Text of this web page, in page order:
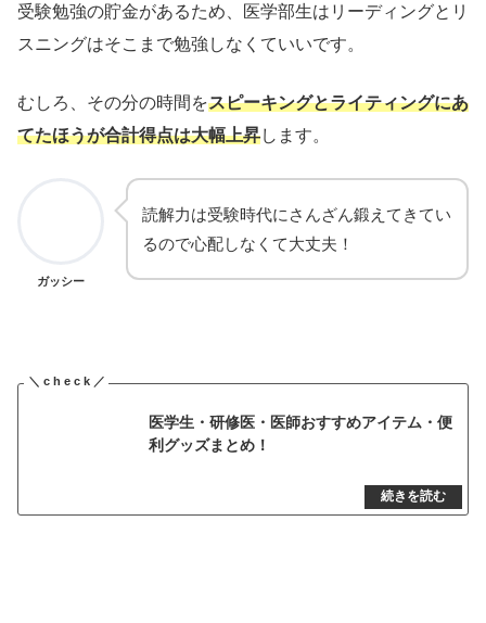
受験勉強の貯金があるため、医学部生はリーディングとリ
スニングはそこまで勉強しなくていいです。
むしろ、その分の時間をスピーキングとライティングにあ
てたほうが合計得点は大幅上昇します。
ガッシー
読解力は受験時代にさんざん鍛えてきてい
るので心配しなくて大丈夫！
医学生・研修医・医師おすすめアイテム・便
利グッズまとめ！